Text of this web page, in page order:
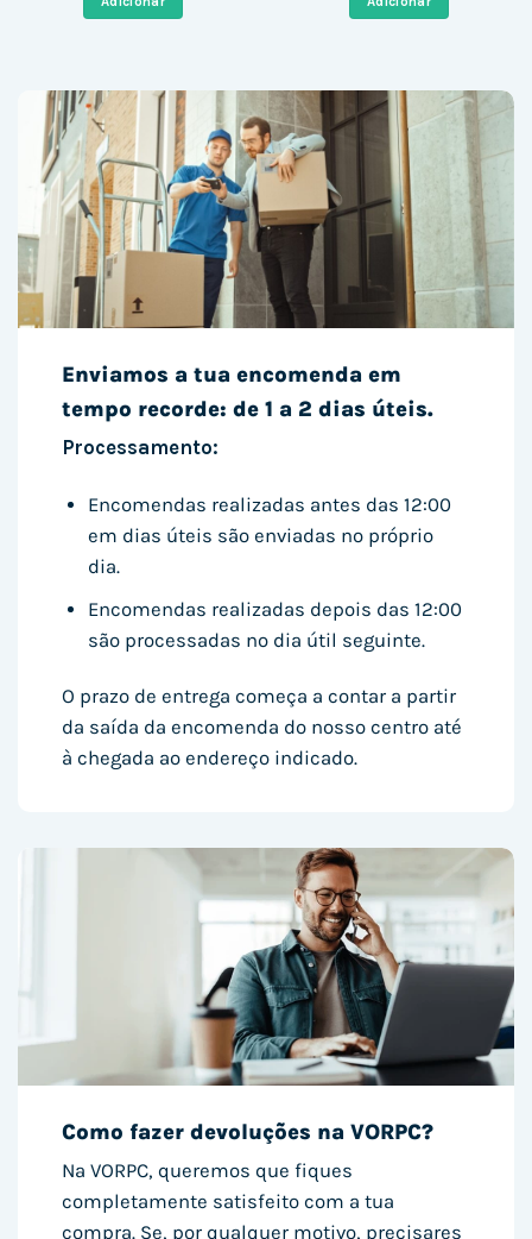
577,00 €.
537,00 €.
Enviamos a tua encomenda em
tempo recorde: de 1 a 2 dias úteis.
Processamento:
Encomendas realizadas antes das 12:00
em dias úteis são enviadas no próprio
dia.
Encomendas realizadas depois das 12:00
são processadas no dia útil seguinte.
O prazo de entrega começa a contar a partir
da saída da encomenda do nosso centro até
à chegada ao endereço indicado.
Como fazer devoluções na VORPC?
Na VORPC, queremos que fiques
completamente satisfeito com a tua
compra. Se, por qualquer motivo, precisares